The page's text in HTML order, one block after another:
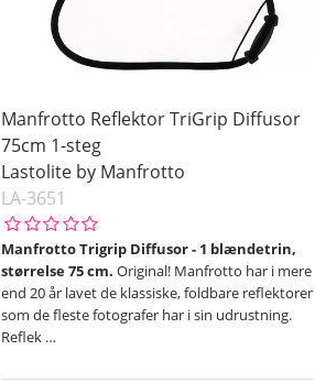
Manfrotto Reflektor TriGrip Diffusor
75cm 1-steg
Lastolite by Manfrotto
LA-3651
Manfrotto Trigrip Diffusor - 1 blændetrin,
størrelse 75 cm. Original! Manfrotto har i mere
end 20 år lavet de klassiske, foldbare reflektorer
som de fleste fotografer har i sin udrustning.
Reflek …